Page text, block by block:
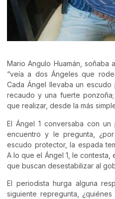
Mario Angulo Huamán, soñaba
“veía a dos Ángeles que
Cada Ángel llevaba un
recaudo y una fuerte
que realizar, desde la más
El Ángel 1 conversaba con
encuentro y le pregunta,
escudo protector, la espada
A lo que el Ángel 1, le contesta,
que buscan desestabilizar al
El periodista hurga alguna
siguiente repregunta,